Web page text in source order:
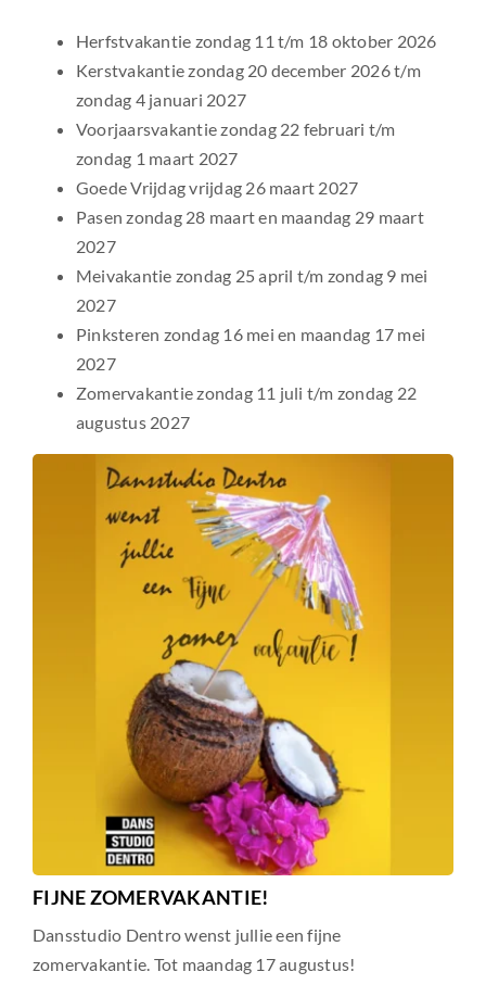
Herfstvakantie zondag 11 t/m 18 oktober 2026
Kerstvakantie zondag 20 december 2026 t/m
zondag 4 januari 2027
Voorjaarsvakantie zondag 22 februari t/m
zondag 1 maart 2027
Goede Vrijdag vrijdag 26 maart 2027
Pasen zondag 28 maart en maandag 29 maart
2027
Meivakantie zondag 25 april t/m zondag 9 mei
2027
Pinksteren zondag 16 mei en maandag 17 mei
2027
Zomervakantie zondag 11 juli t/m zondag 22
augustus 2027
FIJNE ZOMERVAKANTIE!
Dansstudio Dentro wenst jullie een fijne
zomervakantie. Tot maandag 17 augustus!